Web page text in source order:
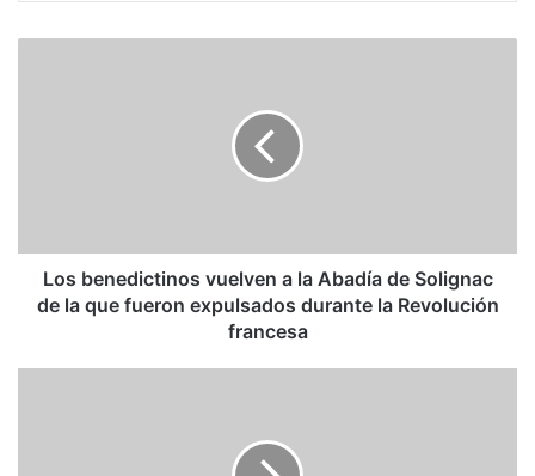
de
que
Los benedictinos vuelven a la Abadía de Solignac
de la que fueron expulsados durante la Revolución
francesa